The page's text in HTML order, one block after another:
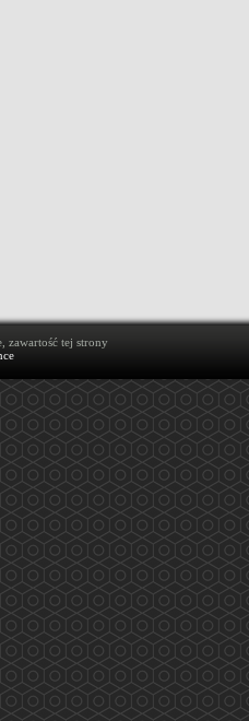
zawartość tej strony